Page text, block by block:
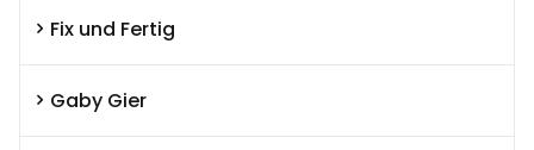
Fix und Fertig
Gaby Gier